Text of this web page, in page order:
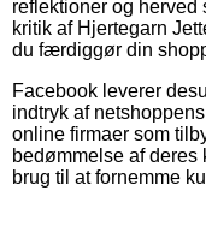
reflektioner og herved
kritik af Hjertegarn
du færdiggør din
Facebook leverer
indtryk af
online firmaer som
bedømmelse af
brug til at fornemme